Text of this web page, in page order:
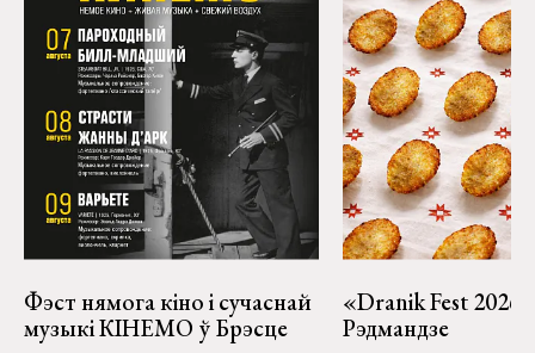
Фэст нямога кіно і сучаснай
музыкі КІНЕМО ў Брэсце
«Dranik Fest
Рэдмандзе